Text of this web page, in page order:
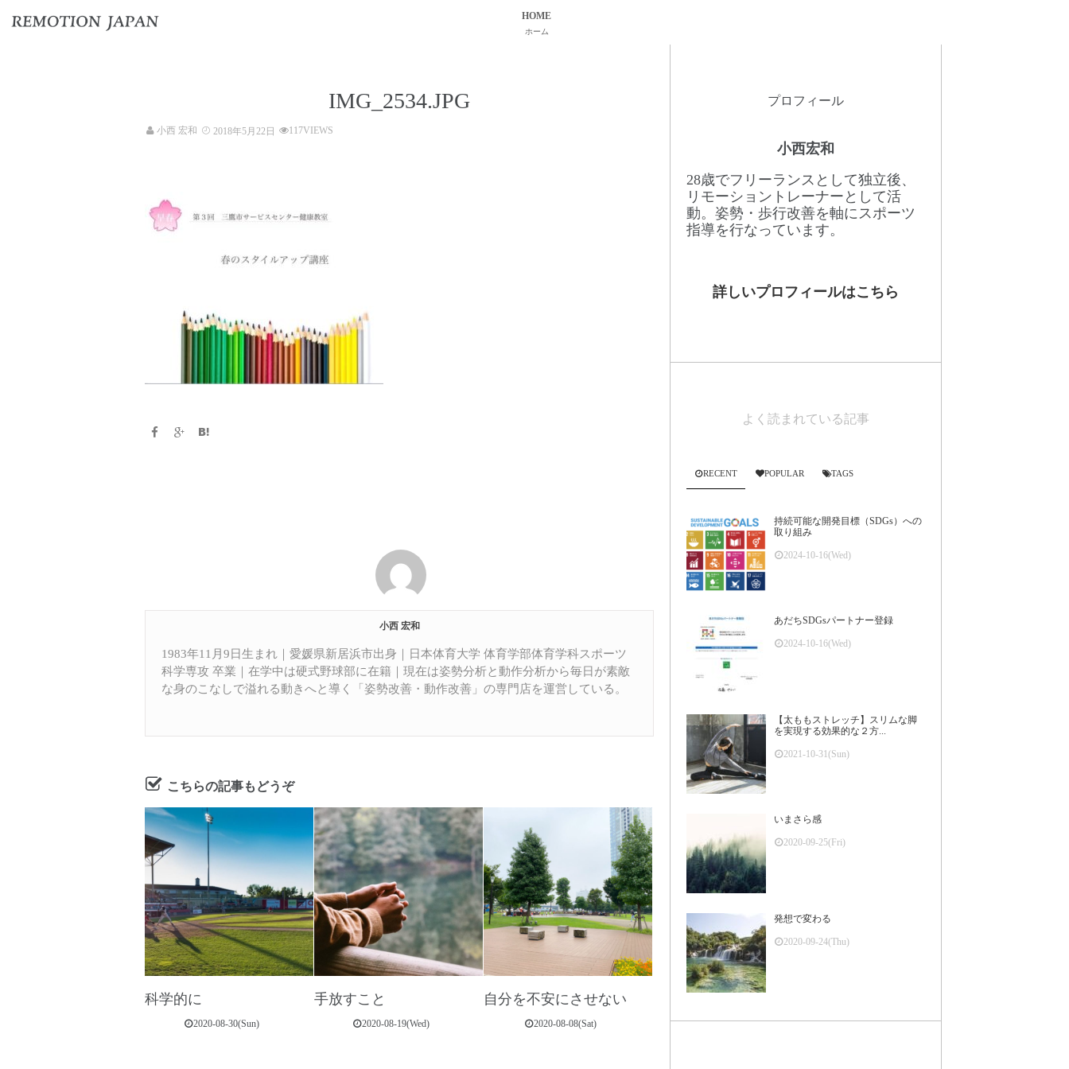
HOME
ホーム
IMG_2534.JPG
小西 宏和 2018年5月22日 117VIEWS
小西 宏和
1983年11月9日生まれ｜愛媛県新居浜市出身｜日本体育大学 体育学部体育学科スポーツ
科学専攻 卒業｜在学中は硬式野球部に在籍｜現在は姿勢分析と動作分析から毎日が素敵
な身のこなしで溢れる動きへと導く「姿勢改善・動作改善」の専門店を運営している。
こちらの記事もどうぞ
科学的に
2020-08-30(Sun)
手放すこと
2020-08-19(Wed)
自分を不安にさせない
2020-08-08(Sat)
プロフィール
小西宏和
28歳でフリーランスとして独立後、
リモーショントレーナーとして活
動。姿勢・歩行改善を軸にスポーツ
指導を行なっています。
詳しいプロフィールはこちら
よく読まれている記事
RECENT POPULAR TAGS
持続可能な開発目標（SDGs）への
取り組み
2024-10-16(Wed)
あだちSDGsパートナー登録
2024-10-16(Wed)
【太ももストレッチ】スリムな脚
を実現する効果的な２方...
2021-10-31(Sun)
いまさら感
2020-09-25(Fri)
発想で変わる
2020-09-24(Thu)